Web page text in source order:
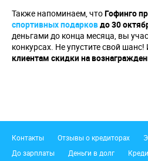
Также напоминаем, чтоГофинго
спортивных подарковдо 30
деньгами до конца месяца, вы
конкурсах. Не упустите свой
клиентам скидки на
Подвал
Контакты Отзывы о кредиторах
До зарплаты
Деньги в долг